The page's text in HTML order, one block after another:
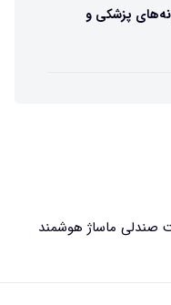
پزشکی و
صندلی ماساژ هوشمند